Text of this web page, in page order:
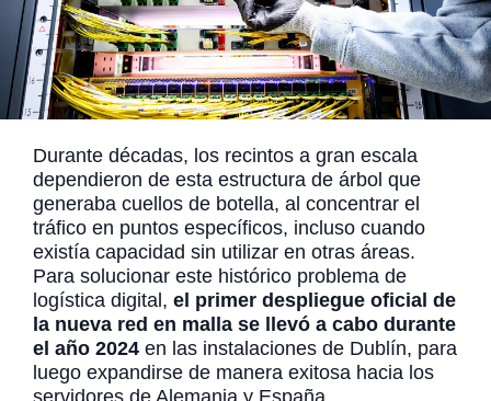
Durante décadas, los recintos a gran escala
dependieron de esta estructura de árbol que
generaba cuellos de botella, al concentrar el
tráfico en puntos específicos, incluso cuando
existía capacidad sin utilizar en otras áreas.
Para solucionar este histórico problema de
logística digital, el primer despliegue oficial de
la nueva red en malla se llevó a cabo durante
el año 2024 en las instalaciones de Dublín, para
luego expandirse de manera exitosa hacia los